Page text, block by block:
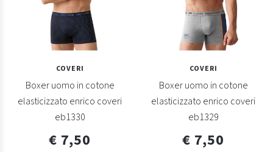
COVERI
Boxer uomo in cotone
elasticizzato enrico coveri
eb1330
€ 7,50
COVERI
Boxer uomo in cotone
elasticizzato enrico coveri
eb1329
€ 7,50